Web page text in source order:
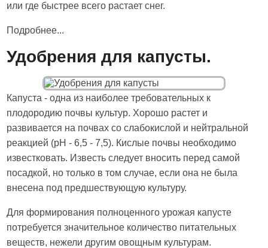
или где быстрее всего растает снег.
Подробнее...
Удобрения для капусты.
Капуста - одна из наиболее требовательных к
плодородию почвы культур. Хорошо растет и
развивается на почвах со слабокислой и нейтральной
реакцией (pH - 6,5 - 7,5). Кислые почвы необходимо
известковать. Известь следует вносить перед самой
посадкой, но только в том случае, если она не была
внесена под предшествующую культуру.
Для формирования полноценного урожая капусте
потребуется значительное количество питательных
веществ, нежели другим овощным культурам.